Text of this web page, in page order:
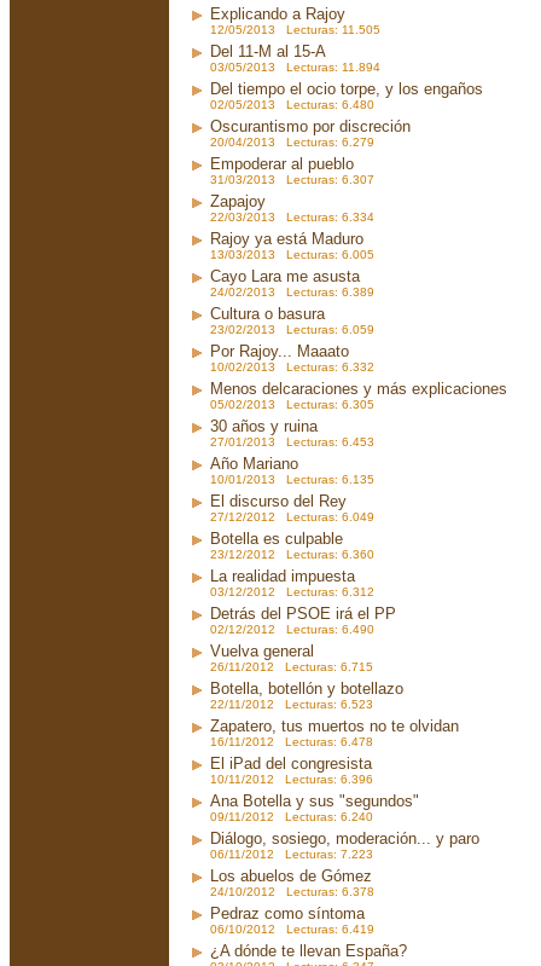
Explicando a Rajoy
12/05/2013 Lecturas: 11.505
Del 11-M al 15-A
03/05/2013 Lecturas: 11.894
Del tiempo el ocio torpe, y los engaños
02/05/2013 Lecturas: 6.480
Oscurantismo por discreción
20/04/2013 Lecturas: 6.279
Empoderar al pueblo
31/03/2013 Lecturas: 6.307
Zapajoy
22/03/2013 Lecturas: 6.334
Rajoy ya está Maduro
13/03/2013 Lecturas: 6.005
Cayo Lara me asusta
24/02/2013 Lecturas: 6.389
Cultura o basura
23/02/2013 Lecturas: 6.059
Por Rajoy... Maaato
10/02/2013 Lecturas: 6.332
Menos delcaraciones y más explicaciones
05/02/2013 Lecturas: 6.305
30 años y ruina
27/01/2013 Lecturas: 6.453
Año Mariano
10/01/2013 Lecturas: 6.135
El discurso del Rey
27/12/2012 Lecturas: 6.049
Botella es culpable
23/12/2012 Lecturas: 6.360
La realidad impuesta
03/12/2012 Lecturas: 6.312
Detrás del PSOE irá el PP
02/12/2012 Lecturas: 6.490
Vuelva general
26/11/2012 Lecturas: 6.715
Botella, botellón y botellazo
22/11/2012 Lecturas: 6.523
Zapatero, tus muertos no te olvidan
16/11/2012 Lecturas: 6.478
El iPad del congresista
10/11/2012 Lecturas: 6.396
Ana Botella y sus "segundos"
09/11/2012 Lecturas: 6.240
Diálogo, sosiego, moderación... y paro
06/11/2012 Lecturas: 7.223
Los abuelos de Gómez
24/10/2012 Lecturas: 6.378
Pedraz como síntoma
06/10/2012 Lecturas: 6.419
¿A dónde te llevan España?